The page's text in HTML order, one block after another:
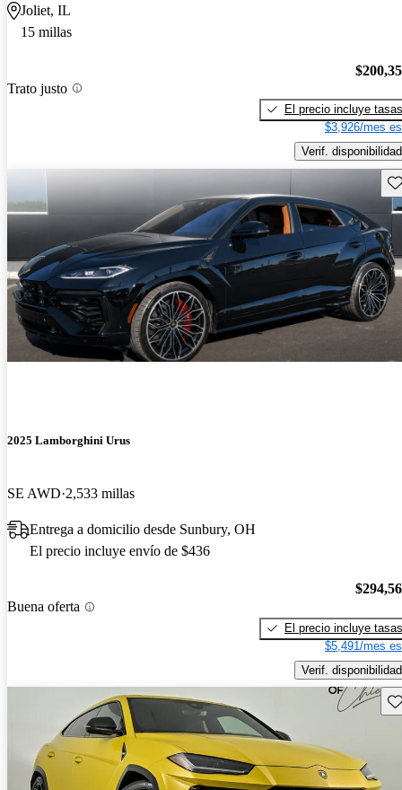
Joliet, IL
15 millas
Trato justo
El precio incluye tasas
$3,926/mes
Verif. disponibilidad
2025 Lamborghini Urus
SE AWD 2,533 millas
Entrega a domicilio desde Sunbury, OH
El precio incluye envío de $436
Buena oferta
El precio incluye tasas
$5,491/mes
Verif. disponibilidad